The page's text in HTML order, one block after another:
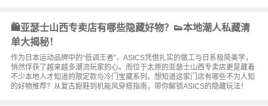
🛍️亚瑟士山西专卖店有哪些隐藏好物？👟本地潮人私藏清
单大揭秘！
作为日本运动品牌中的“低调王者”，ASICS凭借扎实的做工与日系极简美学，
悄然俘获了越来越多潮流玩家的心。而位于太原的亚瑟士山西专卖店更是藏着
不少本地人才知道的限定款与冷门宝藏系列。想知道这家门店有哪些不为人知
的好物推荐？从复古跑鞋到机能风穿搭指南，带你解锁ASICS的隐藏玩法！